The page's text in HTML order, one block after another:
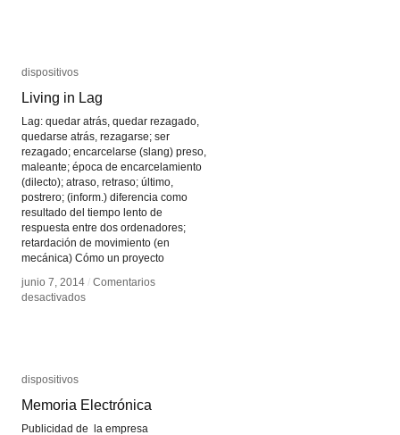
dispositivos
Living in Lag
Lag: quedar atrás, quedar rezagado,
quedarse atrás, rezagarse; ser
rezagado; encarcelarse (slang) preso,
maleante; época de encarcelamiento
(dilecto); atraso, retraso; último,
postrero; (inform.) diferencia como
resultado del tiempo lento de
respuesta entre dos ordenadores;
retardación de movimiento (en
mecánica) Cómo un proyecto
junio 7, 2014 / Comentarios
desactivadosen
dispositivos
Living in Lag
junio 7, 2014 / Comentarios
desactivadosen
dispositivos
Memoria Electrónica
Publicidad de la empresa
dispositivos
Memoria Electrónica